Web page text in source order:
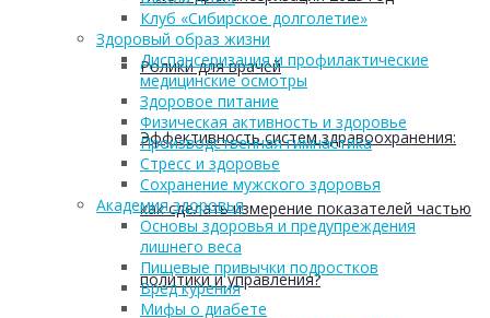
Ролики для врачей
Эффективность систем здравоохранения:
как сделать измерение показателей частью
политики и управления?
Клуб «Сибирское долголетие»
Здоровый образ жизни
Диспансеризация и профилактические
медицинские осмотры
Здоровое питание
Физическая активность и здоровье
Производственная гимнастика
Стресс и здоровье
Сохранение мужского здоровья
Академия здоровья
Основы здоровья и предупреждения
лишнего веса
Пищевые привычки подростков
Вред курения
Мифы о диабете